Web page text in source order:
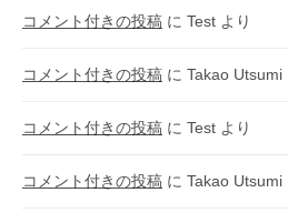
コメント付きの投稿 に Test より
コメント付きの投稿 に Takao Utsumi
コメント付きの投稿 に Test より
コメント付きの投稿 に Takao Utsumi